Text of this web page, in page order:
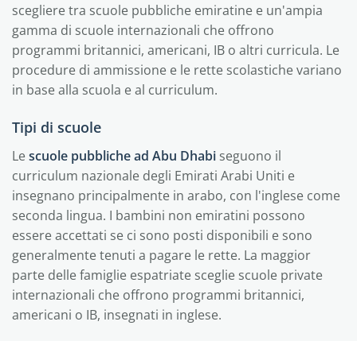
scegliere tra scuole pubbliche emiratine e un'ampia
gamma di scuole internazionali che offrono
programmi britannici, americani, IB o altri curricula. Le
procedure di ammissione e le rette scolastiche variano
in base alla scuola e al curriculum.
Tipi di scuole
Lescuole pubbliche ad Abu Dhabi seguono il
curriculum nazionale degli Emirati Arabi Uniti e
insegnano principalmente in arabo, con l'inglese come
seconda lingua. I bambini non emiratini possono
essere accettati se ci sono posti disponibili e sono
generalmente tenuti a pagare le rette. La maggior
parte delle famiglie espatriate sceglie scuole private
internazionali che offrono programmi britannici,
americani o IB, insegnati in inglese.